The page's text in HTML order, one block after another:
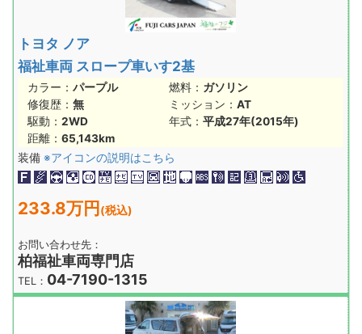
トヨタ ノア
福祉車両 スロープ車いす2基
カラー： パープル 燃料： ガソリン
修復歴： 無 ミッション： AT
駆動： 2WD 年式： 平成27年(2015年)
距離： 65,143km
装備 ※アイコンの説明はこちら
233.8万円 (税込)
お問い合わせ先：
柏福祉車両専門店
TEL： 04-7190-1315